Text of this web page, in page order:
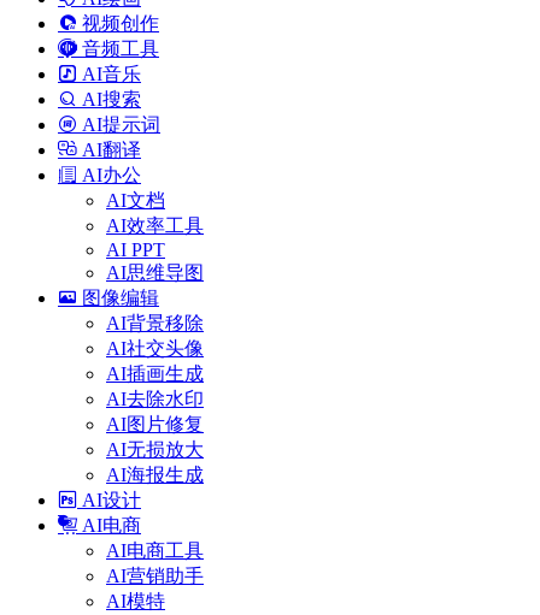
视频创作
音频工具
AI音乐
AI搜索
AI提示词
AI翻译
AI办公
AI文档
AI效率工具
AI PPT
AI思维导图
图像编辑
AI背景移除
AI社交头像
AI插画生成
AI去除水印
AI图片修复
AI无损放大
AI海报生成
AI设计
AI电商
AI电商工具
AI营销助手
AI模特